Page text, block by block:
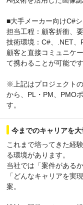
■大手メーカー向けC#
担当工程：顧客折衝、
技術環境：C#、.NET、
顧客と直接コミュニケ
て携わることが可能です
※上記はプロジェクト
から、PL・PM、PMO
す。
今までのキャリアを
これまで培ってきた経
る環境があります。
当社では「案件がある
「どんなキャリアを実
案。